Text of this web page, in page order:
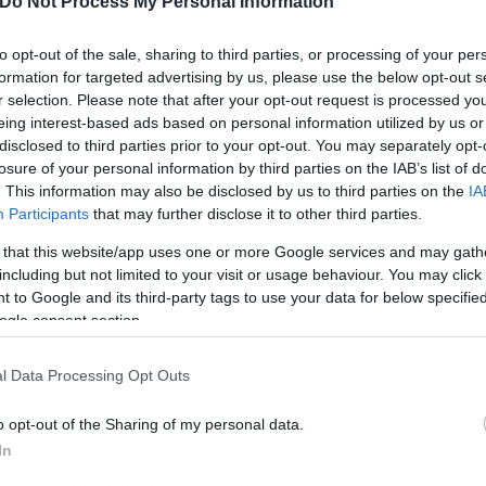
opt-out of the sale, sharing to third parties, or processing of your
for targeted advertising by us, please use the below opt-out
selection. Please note that after your opt-out request is processed
interest-based ads based on personal information utilized by us
to third parties prior to your opt-out. You may separately
of your personal information by third parties on the IAB’s list of
This information may also be disclosed by us to third parties on the
Participants that may further disclose it to other third parties.
that this website/app uses one or more Google services and may
but not limited to your visit or usage behaviour. You may
to Google and its third-party tags to use your data for below
consent section.
Data Processing Opt Outs
opt-out of the Sharing of my personal data.
πλαστογράφησε πολλά έγγραφα, υπογράφοντας
να επιτύχει έναν «φιλικό διακανονισμό» με
και χώρο «προσκυνήματος» για τους
ο «Βασιλιάς», τον Αύγουστο του 1977, σε